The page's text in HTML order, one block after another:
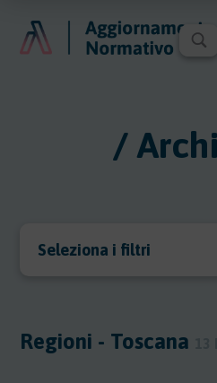
/
Seleziona i filtri
Regioni - Toscana